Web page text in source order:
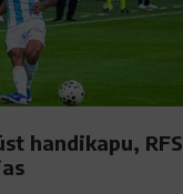
handikapu, RFS